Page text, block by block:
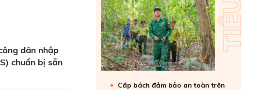
dân nhập
chuẩn bị sẵn
Cấp bách đảm bảo an toàn trên